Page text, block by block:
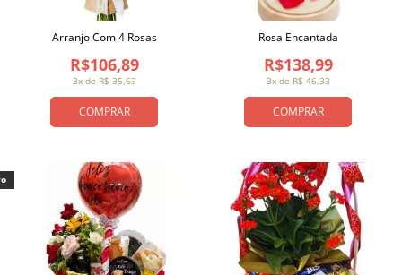
COMPRAR
3x de R$ 35,63
R$106,89
Arranjo Com 4 Rosas
COMPRAR
3x de R$ 46,33
R$138,99
Rosa Encantada